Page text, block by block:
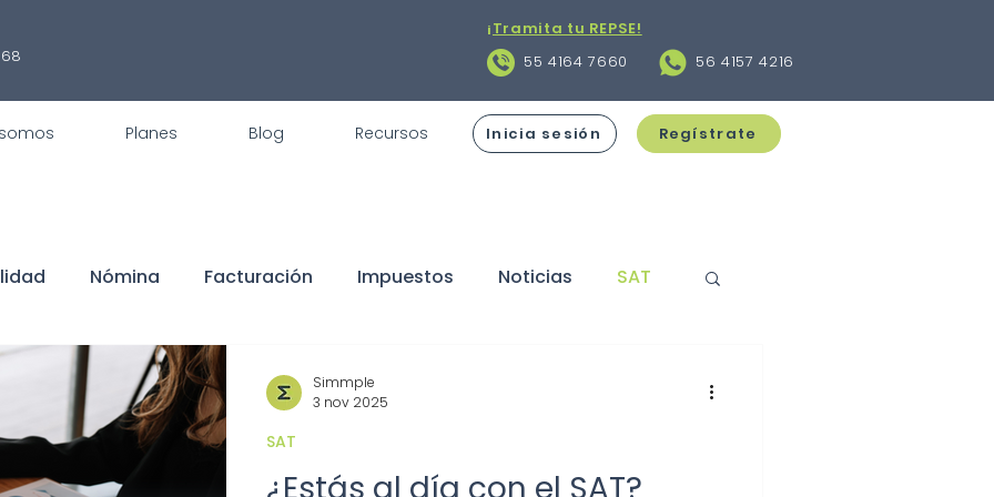
¡Tramita tu REPSE!
55 4164 7660
56 4157 4216
Planes Blog Recursos Inicia sesión Regístrate
Nómina Facturación Impuestos Noticias SAT
fiscales REPSE STPS
Buen Fin Sorteo
SAT
Simmple
3 nov 2025